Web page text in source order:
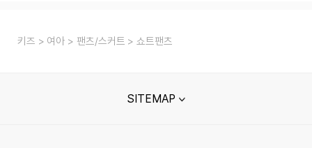
키즈 여아 팬츠/스커트 쇼트팬츠
SITEMAP